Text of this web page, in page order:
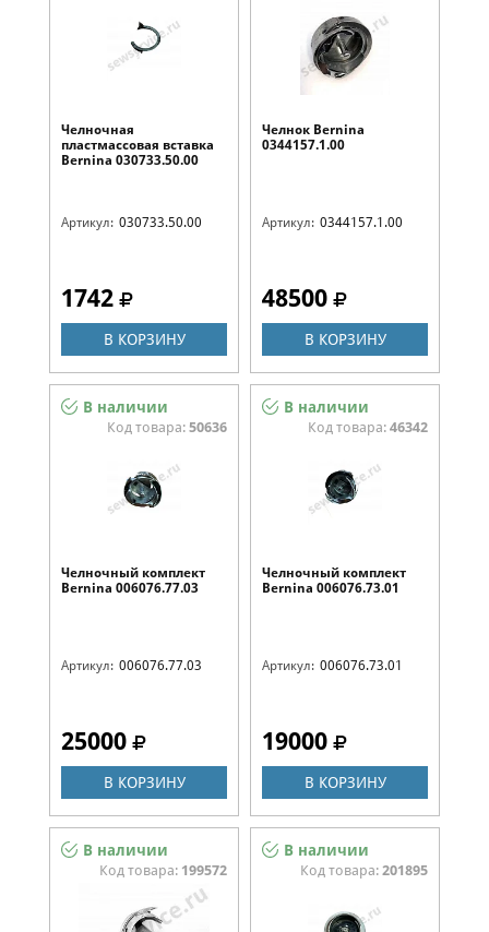
Челночная
пластмассовая вставка
Bernina 030733.50.00
Артикул: 030733.50.00
1742
В КОРЗИНУ
Челнок Bernina
0344157.1.00
Артикул: 0344157.1.00
48500
В КОРЗИНУ
Челночный комплект
Bernina 006076.77.03
Артикул: 006076.77.03
В наличии
Код товара: 50636
25000
В КОРЗИНУ
Челночный комплект
Bernina 006076.73.01
Артикул: 006076.73.01
В наличии
Код товара: 46342
19000
В КОРЗИНУ
В наличии
Код товара: 199572
В наличии
Код товара: 201895